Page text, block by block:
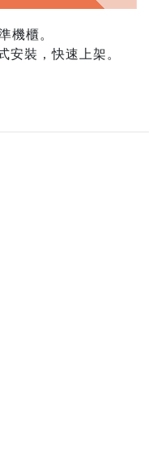
機櫃。
安裝，快速上架。